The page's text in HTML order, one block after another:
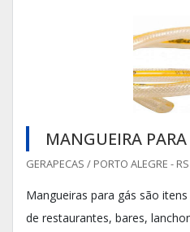
MANGUEIRA PARA
GERAPECAS / PORTO ALEGRE - RS
Mangueiras para gás são
de restaurantes, bares,